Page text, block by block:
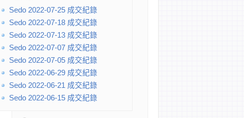
Sedo 2022-07-25 成交紀錄
Sedo 2022-07-18 成交紀錄
Sedo 2022-07-13 成交紀錄
Sedo 2022-07-07 成交紀錄
Sedo 2022-07-05 成交紀錄
Sedo 2022-06-29 成交紀錄
Sedo 2022-06-21 成交紀錄
Sedo 2022-06-15 成交紀錄